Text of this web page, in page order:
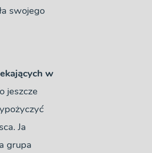
swojego
w
jeszcze
Ja
grupa